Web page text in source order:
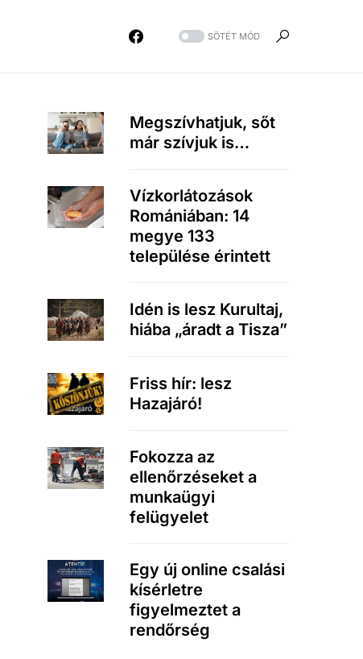
SÖTÉT MÓD
Megszívhatjuk, sőt
már szívjuk is…
Vízkorlátozások
Romániában: 14
megye 133
települése érintett
Idén is lesz Kurultaj,
hiába „áradt a Tisza”
Friss hír: lesz
Hazajáró!
Fokozza az
ellenőrzéseket a
munkaügyi
felügyelet
Egy új online csalási
kísérletre
figyelmeztet a
rendőrség